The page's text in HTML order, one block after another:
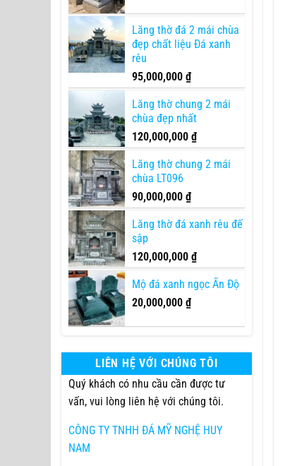
Lăng thờ đá 2 mái chùa
đẹp chất liệu Đá xanh
rêu
95,000,000 ₫
Lăng thờ chung 2 mái
chùa đẹp nhất
120,000,000 ₫
Lăng thờ chung 2 mái
chùa LT096
90,000,000 ₫
Lăng thờ đá xanh rêu đế
sập
120,000,000 ₫
Mộ đá xanh ngọc Ấn Độ
20,000,000 ₫
LIÊN HỆ VỚI CHÚNG TÔI
Quý khách có nhu cầu cần được tư
vấn, vui lòng liên hệ với chúng tôi.
CÔNG TY TNHH ĐÁ MỸ NGHỆ HUY
NAM